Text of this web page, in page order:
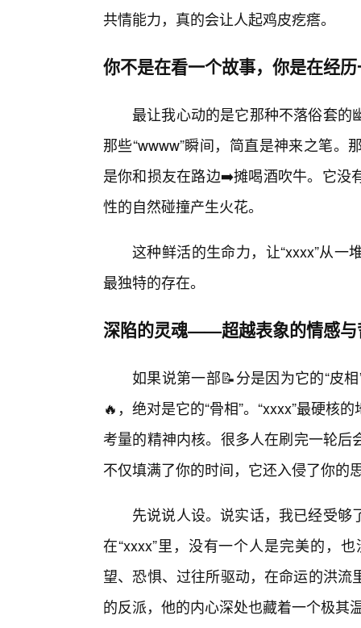
共情能力，真的会让人起鸡皮疙瘩。
你不是在看一个故事，你是在经
最让我心动的是它那种不落俗套的
那些“wwww”瞬间，简直是神来之笔
是你和损友在路边➡️摊喝酒吹牛。它没
性的自然碰撞产生火花。
这种鲜活的生命力，让“xxxx”从
最独特的存在。
深陷的灵魂——超越表象的情感与
如果说第一部📝分是因为它的“皮
🔥，绝对是它的“骨相”。“xxxx”最硬核
考量的精神内核。很多人在刷完一轮
不仅填满了你的时间，它还入侵了你的
先说说人设。说实话，我已经受
在“xxxx”里，没有一个人是完美的，
望、恐惧、过往所驱动，在命运的洪
的反派，他的内心深处也藏着一个极其